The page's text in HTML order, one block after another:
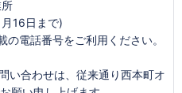
16日まで)
電話番号をご利用ください。
い合わせは、従来通り西本町オ